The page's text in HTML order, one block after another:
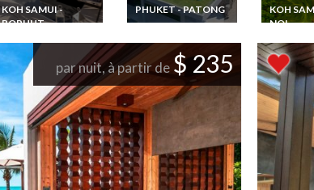
KOH SAMUI -
BOPHUT
Thailande Location
Villa Koh Samui
Piscine Privée à 500
m de la plage avec
Personnel
PHUKET - PATONG
Location villa ultra
chambres piscine
infinie, personnel et
vue mer imprenable
KOH
NOI
Villa Koh
Plus+ en
mer avec
privée et
par nuit, à partir de $ 235